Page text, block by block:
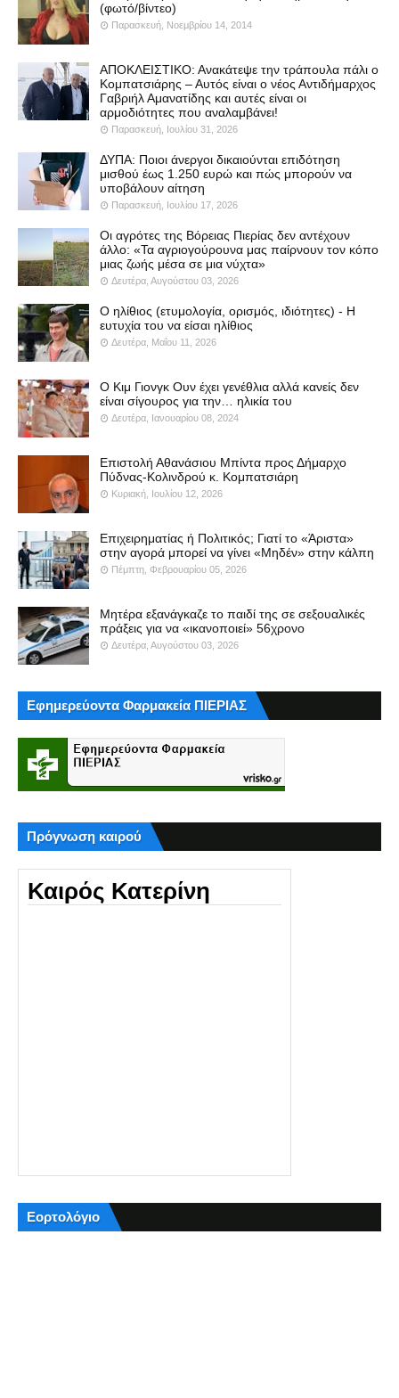
(φωτό/βίντεο)
Παρασκευή, Νοεμβρίου 14, 2014
ΑΠΟΚΛΕΙΣΤΙΚΟ: Ανακάτεψε την τράπουλα πάλι ο
Κομπατσιάρης – Αυτός είναι ο νέος Αντιδήμαρχος
Γαβριήλ Αμανατίδης και αυτές είναι οι
αρμοδιότητες που αναλαμβάνει!
Παρασκευή, Ιουλίου 31, 2026
ΔΥΠΑ: Ποιοι άνεργοι δικαιούνται επιδότηση
μισθού έως 1.250 ευρώ και πώς μπορούν να
υποβάλουν αίτηση
Παρασκευή, Ιουλίου 17, 2026
Οι αγρότες της Βόρειας Πιερίας δεν αντέχουν
άλλο: «Τα αγριογούρουνα μας παίρνουν τον κόπο
μιας ζωής μέσα σε μια νύχτα»
Δευτέρα, Αυγούστου 03, 2026
Ο ηλίθιος (ετυμολογία, ορισμός, ιδιότητες) - Η
ευτυχία του να είσαι ηλίθιος
Δευτέρα, Μαΐου 11, 2026
Ο Κιμ Γιονγκ Ουν έχει γενέθλια αλλά κανείς δεν
είναι σίγουρος για την… ηλικία του
Δευτέρα, Ιανουαρίου 08, 2024
Επιστολή Αθανάσιου Μπίντα προς Δήμαρχο
Πύδνας-Κολινδρού κ. Κομπατσιάρη
Κυριακή, Ιουλίου 12, 2026
Επιχειρηματίας ή Πολιτικός; Γιατί το «Άριστα»
στην αγορά μπορεί να γίνει «Μηδέν» στην κάλπη
Πέμπτη, Φεβρουαρίου 05, 2026
Μητέρα εξανάγκαζε το παιδί της σε σεξουαλικές
πράξεις για να «ικανοποιεί» 56χρονο
Δευτέρα, Αυγούστου 03, 2026
Εφημερεύοντα Φαρμακεία ΠΙΕΡΙΑΣ
Πρόγνωση καιρού
Καιρός Κατερίνη
Εορτολόγιο